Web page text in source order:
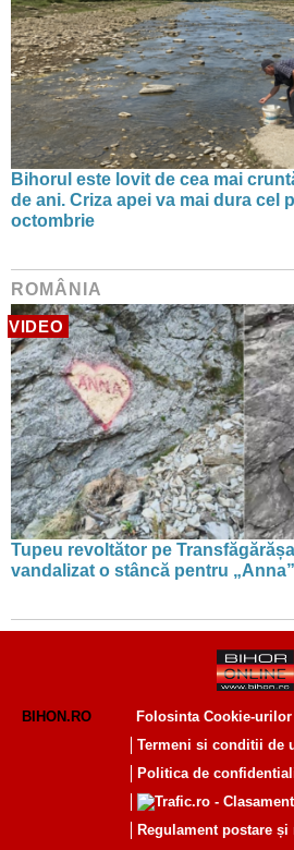
Bihorul este lovit de cea mai
de ani. Criza apei va mai dura cel
octombrie
ROMÂNIA
VIDEO
Tupeu revoltător pe
vandalizat o stâncă pentru
BIHON.RO
Folosinta Cookie-urilor
Termeni si conditii de
Politica de
Regulament postare